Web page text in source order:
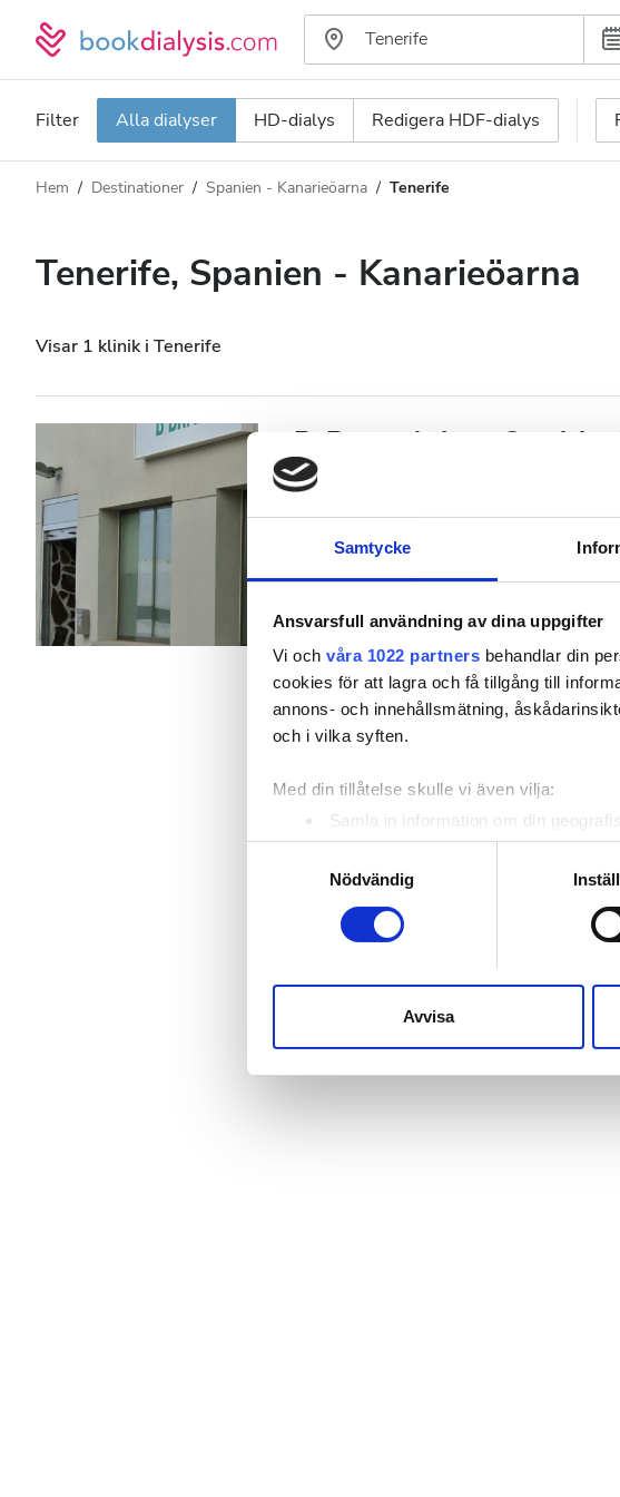
Samtycke
Ansvarsfull användning av dina uppgifter
Vi och våra 1022 partners behandlar din
cookies för att lagra och få tillgång till
annons- och innehållsmätning,
och i vilka syften.
Med din tillåtelse skulle vi även vilja:
Samla in information om din
Identifiera din enhet genom att
Ta reda på mer om hur dina personliga
eller dra tillbaka ditt samtycke när som helst
sociala medier och analysera vår trafik. Vi
till de sociala medier och annons- och
Nödvändig
Avvisa
Filter Alla dialyser HD-dialys Redigera HDF-dialys
Dialystyp
Alla dialyser
Redigera HDF-dialys
Acceptera
Patienter med hepatit B
Patienter med hepatit C
EHIC
Avstånd
Betyg
Pris
Hem Destinationer Spanien - Kanarieöarna Tenerife
Tenerife, Spanien - Kanarieöarna
Visar 1 klinik i Tenerife
B. Braun Avitum Servicios
Santa Cruz de Tenerife
Tenerife, Spanien - Kanarieöarna 37,8 km från
Förfriskningar Gratis WiFi TV-
HD-dialys 300 €
HDF-dialys 350 €